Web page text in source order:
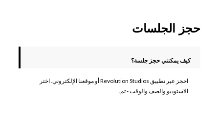
حجز الجلسات
كيف يمكنني حجز جلسة؟
احجز عبر تطبيق Revolution Studios أو موقعنا الإلكتروني. اختر
الاستوديو والصف والوقت - تم.